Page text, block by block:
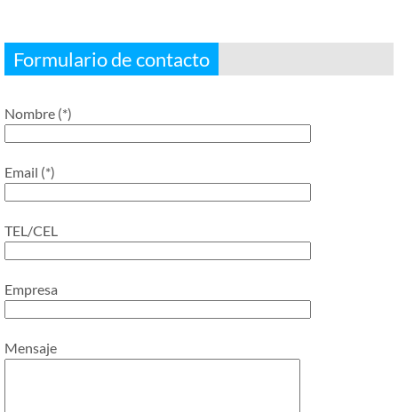
Formulario de contacto
Nombre (*)
Email (*)
TEL/CEL
Empresa
Mensaje